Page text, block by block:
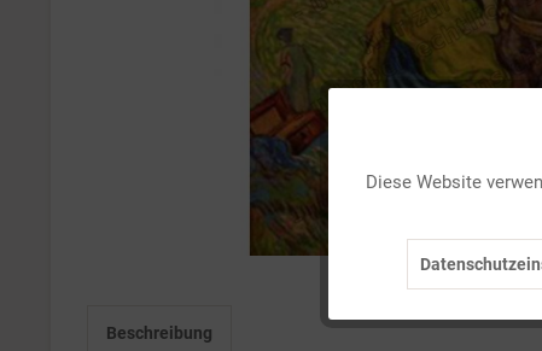
Beschreibung
Diese Website